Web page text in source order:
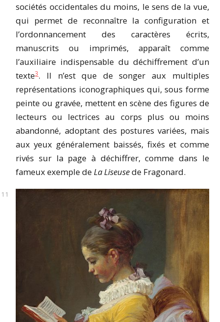
sociétés occidentales du moins, le sens de la vue,
qui permet de reconnaître la configuration et
l’ordonnancement des caractères écrits,
manuscrits ou imprimés, apparaît comme
l’auxiliaire indispensable du déchiffrement d’un
texte3. Il n’est que de songer aux multiples
représentations iconographiques qui, sous forme
peinte ou gravée, mettent en scène des figures de
lecteurs ou lectrices au corps plus ou moins
abandonné, adoptant des postures variées, mais
aux yeux généralement baissés, fixés et comme
rivés sur la page à déchiffrer, comme dans le
fameux exemple deLa Liseusede Fragonard.